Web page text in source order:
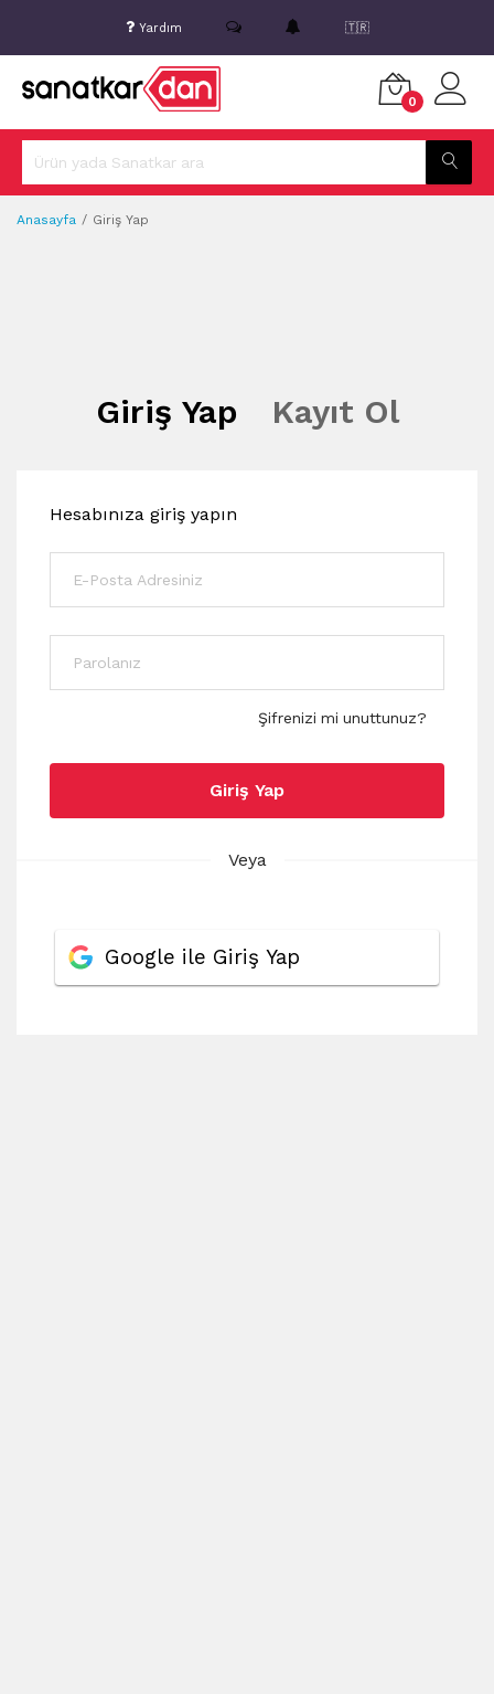
Yardım 🇹🇷
0
Anasayfa Giriş Yap
Giriş Yap Kayıt Ol
Hesabınıza giriş yapın
Şifrenizi mi unuttunuz?
Giriş Yap
Veya
Google ile Giriş Yap